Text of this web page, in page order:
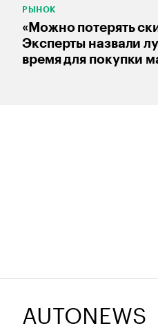
РЫНОК
«Можно потерять
Эксперты назвали
время для покупки
AUTONEWS